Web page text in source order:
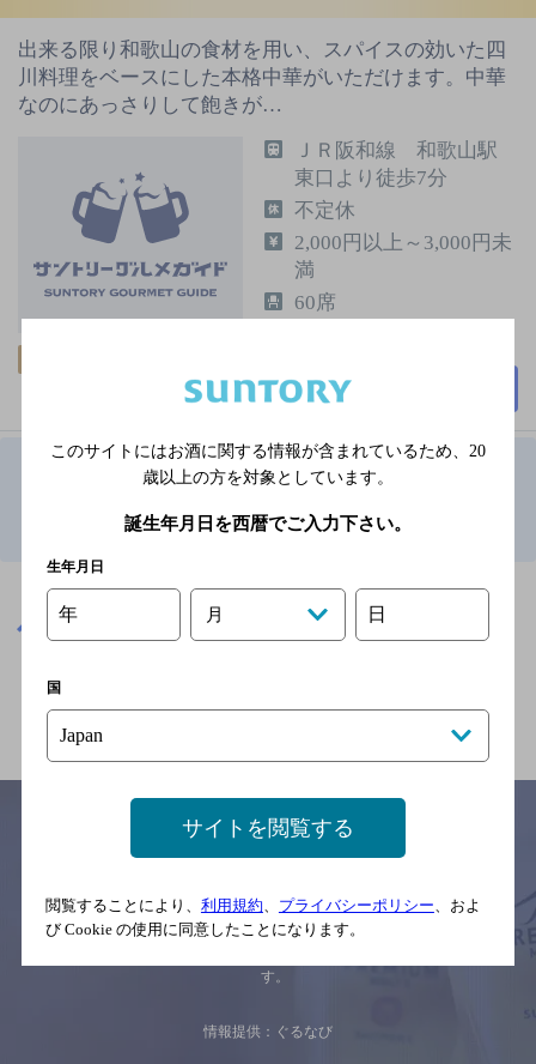
出来る限り和歌山の食材を用い、スパイスの効いた四
川料理をベースにした本格中華がいただけます。中華
なのにあっさりして飽きが…
ＪＲ阪和線 和歌山駅
東口より徒歩7分
不定休
2,000円以上～3,000円未
満
60席
1
和歌山県で食べ放題ありのお店TOP
※店舗によりハイボール取り扱い銘柄が異なります。
和歌山県で食べ放題ありのお店
※それぞれのお店のメニューや営業時間などの掲載情報については、
予告なしに変更されることがありますので、
す。
情報提供：ぐるなび
このサイトにはお酒に関する情報が含まれているため、 20
歳以上の方を対象としています。
誕生年月日を西暦でご入力下さい。
生年月日
年 月 日
国
サイトを閲覧する
閲覧することにより、 利用規約 プライバシーポリシー 、およ
び Cookie の使用に同意したことになります。